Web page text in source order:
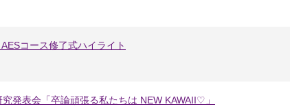
コース修了式ハイライト
発表会「卒論頑張る私たちは NEW KAWAII♡」